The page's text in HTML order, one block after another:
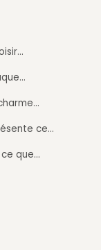
ce…
que…